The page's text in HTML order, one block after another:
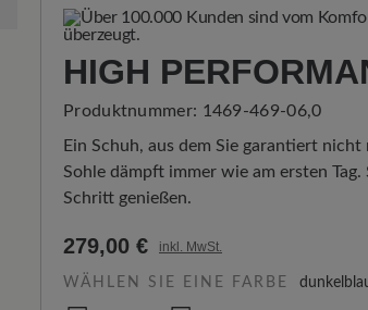
HIGH
Produktnummer: 1469-469-06,0
Ein Schuh, aus dem Sie garantiert
Sohle dämpft immer wie am ersten
Schritt genießen.
279,00 € inkl. MwSt.
WÄHLEN SIE EINE FARBE